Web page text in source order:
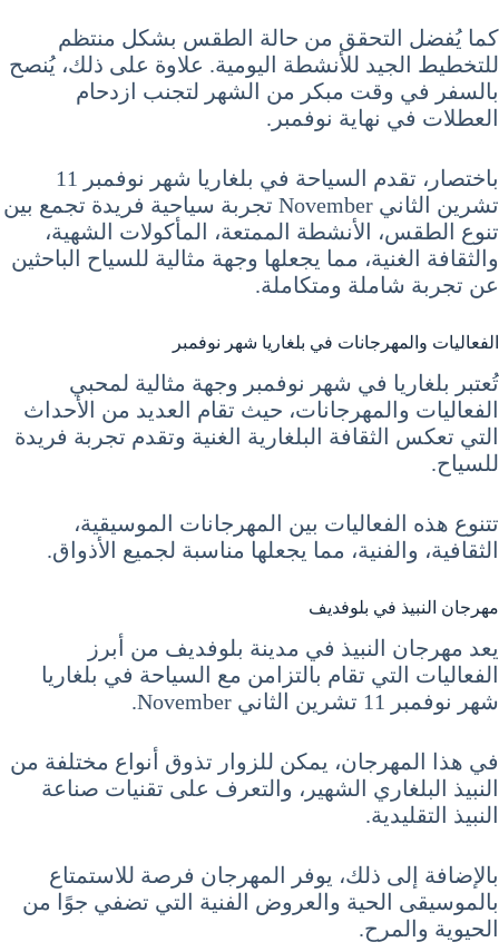
كما يُفضل التحقق من حالة الطقس بشكل منتظم
للتخطيط الجيد للأنشطة اليومية. علاوة على ذلك، يُنصح
بالسفر في وقت مبكر من الشهر لتجنب ازدحام
العطلات في نهاية نوفمبر.
باختصار، تقدم السياحة في بلغاريا شهر نوفمبر 11
تشرين الثاني November تجربة سياحية فريدة تجمع بين
تنوع الطقس، الأنشطة الممتعة، المأكولات الشهية،
والثقافة الغنية، مما يجعلها وجهة مثالية للسياح الباحثين
عن تجربة شاملة ومتكاملة.
الفعاليات والمهرجانات في بلغاريا شهر نوفمبر
تُعتبر بلغاريا في شهر نوفمبر وجهة مثالية لمحبي
الفعاليات والمهرجانات، حيث تقام العديد من الأحداث
التي تعكس الثقافة البلغارية الغنية وتقدم تجربة فريدة
للسياح.
تتنوع هذه الفعاليات بين المهرجانات الموسيقية،
الثقافية، والفنية، مما يجعلها مناسبة لجميع الأذواق.
مهرجان النبيذ في بلوفديف
يعد مهرجان النبيذ في مدينة بلوفديف من أبرز
الفعاليات التي تقام بالتزامن مع السياحة في بلغاريا
شهر نوفمبر 11 تشرين الثاني November.
في هذا المهرجان، يمكن للزوار تذوق أنواع مختلفة من
النبيذ البلغاري الشهير، والتعرف على تقنيات صناعة
النبيذ التقليدية.
بالإضافة إلى ذلك، يوفر المهرجان فرصة للاستمتاع
بالموسيقى الحية والعروض الفنية التي تضفي جوًا من
الحيوية والمرح.